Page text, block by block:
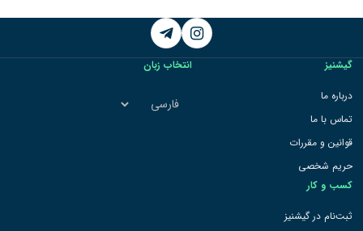
Instagram
Telegram
گیشنیز
درباره ما
تماس با ما
قوانین و مقررات
حریم شخصی
کسب و کار
ثبت‌نام در گیشنیز
انتخاب زبان
انتخاب
زبان